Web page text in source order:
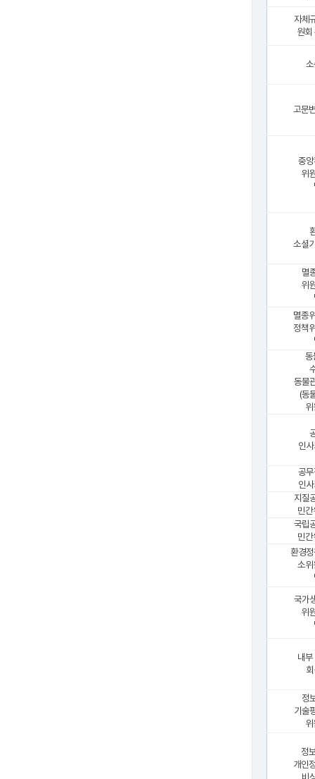
자체
원회
고문
중
위
소셜
멸
위
멸종
정책
동
동물
(동
인
공
인
지질
민
국립
민
환경
소위
국가
위
내
정
기술
정
개인